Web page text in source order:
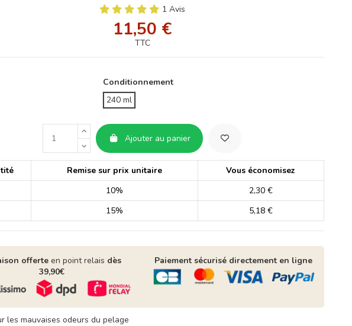
1 Avis
11,50 €
TTC
Conditionnement
240 ml
Ajouter au panier
Remise sur prix unitaire
Vous économisez
10%
2,30 €
15% 5,18 €
offerteen point relais dès
39,90€
Paiement sécurisé directement en ligne
les mauvaises odeurs du pelage